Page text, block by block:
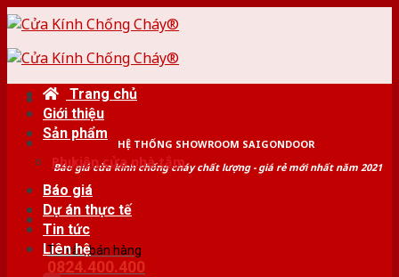
Skip
content
HỆ THỐNG SHOWROOM SAIGONDOOR
Báo giá cửa kính chống cháy chất lượng - giá rẻ mới nhất năm 2021
Tư vấn bán hàng
0824.400.400
Trang chủ
Giới thiệu
Sản phẩm
Phụ kiện cửa nhà tắm
Báo giá
Dự án thực tế
Tin tức
Liên hệ